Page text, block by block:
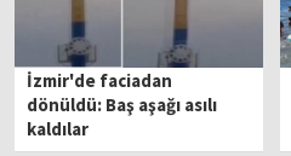
İzmir'de faciadan
dönüldü: Baş aşağı asılı
kaldılar